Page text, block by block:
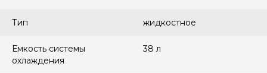
Тип жидкостное
Емкость системы
охлаждения
38 л